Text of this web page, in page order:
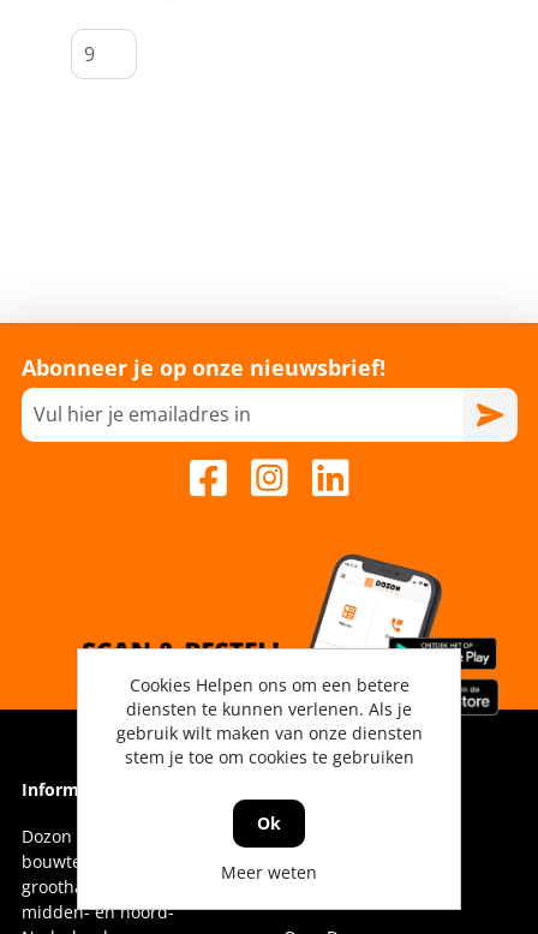
Abonneer je op onze nieuwsbrief!
Informatie
Dozon Bouwtechniek is dé
bouwtechnische
groothandel voor oost-,
midden- en noord-
Vestigingen
Onze collega's
Cookies Helpen ons om een betere
diensten te kunnen verlenen. Als je
gebruik wilt maken van onze diensten
stem je toe om cookies te gebruiken
Ok
Meer weten